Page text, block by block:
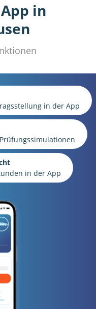
in
in der App
in der App